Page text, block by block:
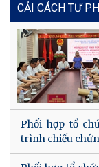
CẢI CÁCH TƯ
Phối hợp tổ
trình chiếu